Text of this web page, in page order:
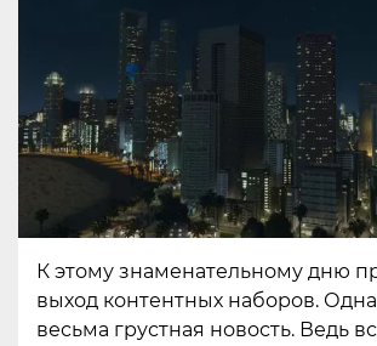
К этому знаменательному дню
выход контентных наборов.
весьма грустная новость. Ведь